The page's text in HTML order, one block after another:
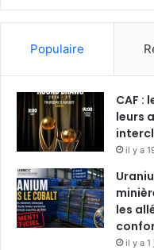
Populaire
CAF :
leurs
il y a
les
il y a 1